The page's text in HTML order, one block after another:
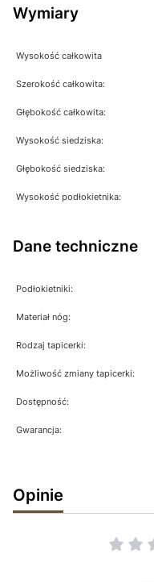
Wymiary
Wysokość całkowita
Szerokość całkowita:
Głębokość całkowita:
Wysokość siedziska:
Głębokość siedziska:
Wysokość podłokietnika:
Dane techniczne
Podłokietniki:
Materiał nóg:
Rodzaj tapicerki:
Możliwość zmiany tapicerki:
Dostępność:
Gwarancja:
Opinie